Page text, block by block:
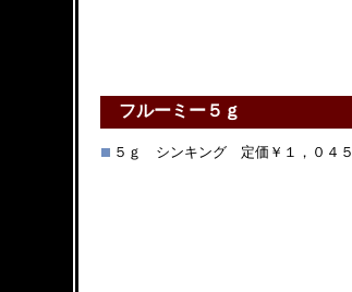
フルーミー５ｇ
５ｇ シンキング 定価￥１，０４５